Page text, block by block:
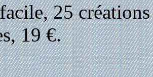
25
19 €.